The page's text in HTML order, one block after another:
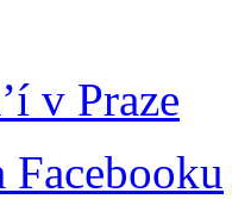
v Praze
Facebooku